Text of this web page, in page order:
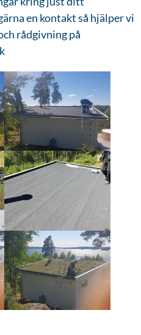
en kontakt så hjälper vi
rådgivning på